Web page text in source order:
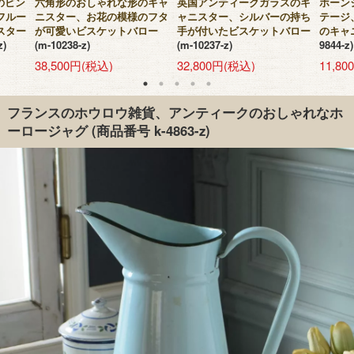
ルー
ター
ニスター、お花の模様のフタ
が可愛いビスケットバロー
(m-10238-z)
38,500円(税込)
ャニスター、シルバーの持ち
手が付いたビスケットバロー
(m-10237-z)
32,800円(税込)
テージ
のキャ
9844-z)
フランスのホウロウ雑貨、アンティークのおしゃれなホ
ーロージャグ(商品番号 k-4863-z)